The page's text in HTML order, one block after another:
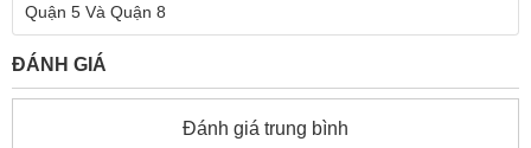
Quận 5 Và Quận 8
ĐÁNH GIÁ
Đánh giá trung bình